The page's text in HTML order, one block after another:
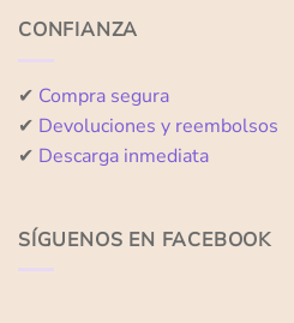
CONFIANZA
✔ Compra segura
✔ Devoluciones y reembolsos
✔ Descarga inmediata
SÍGUENOS EN FACEBOOK